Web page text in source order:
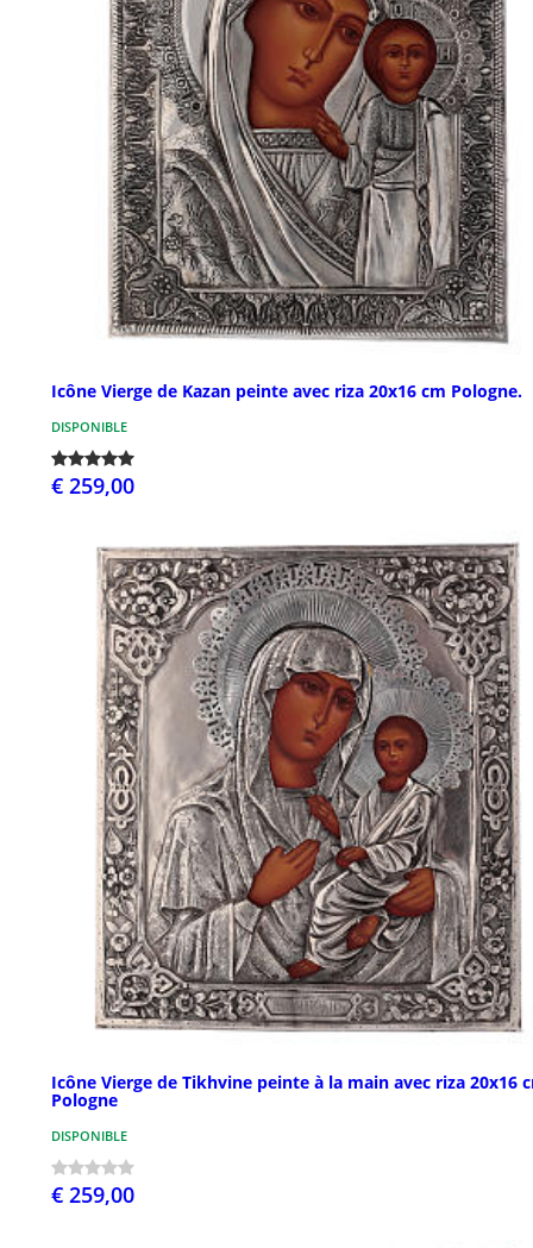
Icône Vierge de Kazan peinte avec riza 20x16 cm Pologne.
DISPONIBLE
€ 259,00
Icône Vierge de Tikhvine peinte à la main avec riza 20x16
Pologne
DISPONIBLE
€ 259,00